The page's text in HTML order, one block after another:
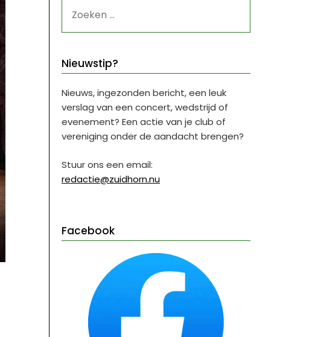
NAAR:
Nieuwstip?
Nieuws, ingezonden bericht, een leuk
verslag van een concert, wedstrijd of
evenement? Een actie van je club of
vereniging onder de aandacht brengen?
Stuur ons een email:
redactie@zuidhorn.nu
Facebook